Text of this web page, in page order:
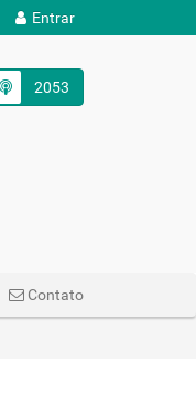
Entrar
2053
Contato